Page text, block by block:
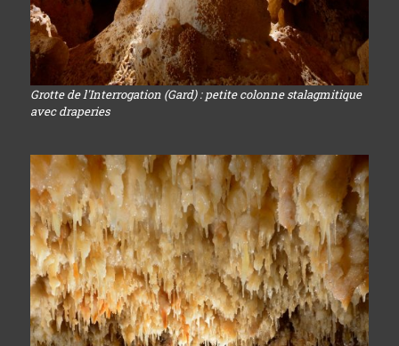
Grotte de l'Interrogation (Gard) : petite colonne stalagmitique
avec draperies